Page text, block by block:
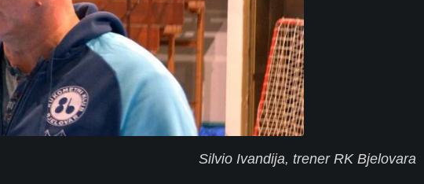
Silvio Ivandija, trener RK Bjelovara